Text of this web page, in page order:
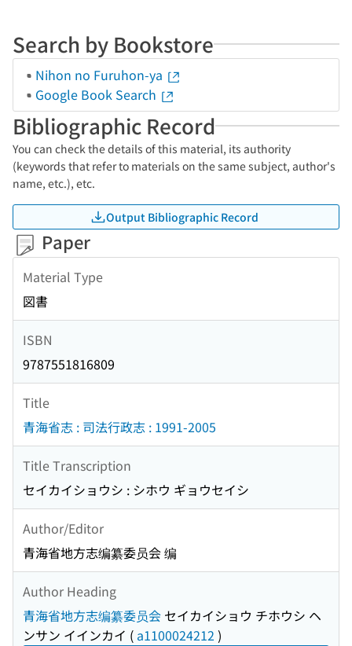
Search by Bookstore
Nihon no Furuhon-ya
Google Book Search
Bibliographic Record
You can check the details of this material, its authority
(keywords that refer to materials on the same subject, author's
name, etc.), etc.
Output Bibliographic Record
Paper
Material Type
図書
ISBN
9787551816809
Title
青海省志 : 司法行政志 : 1991-2005
Title Transcription
セイカイショウシ : シホウ ギョウセイシ
Author/Editor
青海省地方志编纂委员会 编
Author Heading
青海省地方志编纂委员会 セイカイショウ チホウシ ヘ
ンサン イインカイ ( a1100024212 )